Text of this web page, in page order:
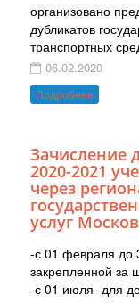
организовано
дубликатов
транспортных
06.02.2020
Подробнее
Зачисление
2020-2021
через
услуг
-с 01 февраля до
закрепленной за
-с 01 июля- для